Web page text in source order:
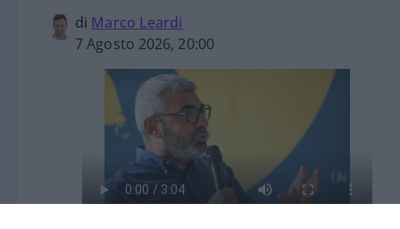
di Marco Leardi
7 Agosto 2026, 20:00